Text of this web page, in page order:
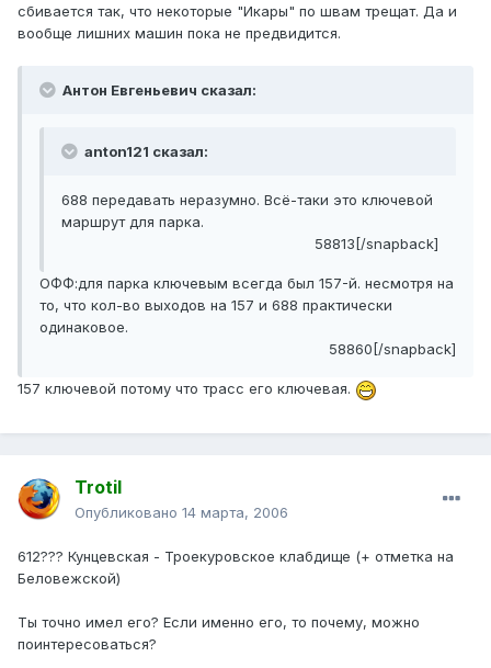
сбивается так, что некоторые "Икары" по швам трещат. Да и
вообще лишних машин пока не предвидится.
Антон Евгеньевич сказал:
anton121 сказал:
688 передавать неразумно. Всё-таки это ключевой
маршрут для парка.
58813[/snapback]
ОФФ:для парка ключевым всегда был 157-й. несмотря на
то, что кол-во выходов на 157 и 688 практически
одинаковое.
58860[/snapback]
157 ключевой потому что трасс его ключевая.
Trotil
Опубликовано 14 марта, 2006
612??? Кунцевская - Троекуровское клабдище (+ отметка на
Беловежской)
Ты точно имел его? Если именно его, то почему, можно
поинтересоваться?